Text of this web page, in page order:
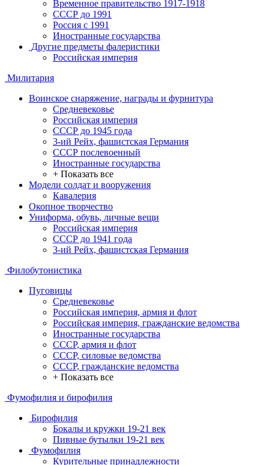
Временное правительство 1917-1918
СССР до 1991
Россия с 1991
Иностранные государства
Другие предметы фалеристики
Российская империя
Милитария
Воинское снаряжение, награды и фурнитура
Средневековье
Российская империя
СССР до 1945 года
3-ий Рейх, фашистская Германия
СССР послевоенный
Иностранные государства
+ Показать все
Модели солдат и вооружения
Кавалерия
Окопное творчество
Униформа, обувь, личные вещи
Российская империя
СССР до 1941 года
3-ий Рейх, фашистская Германия
Филобутонистика
Пуговицы
Средневековье
Российская империя, армия и флот
Российская империя, гражданские ведомства
Иностранные государства
СССР, армия и флот
СССР, силовые ведомства
СССР, гражданские ведомства
+ Показать все
Фумофилия и бирофилия
Бирофилия
Бокалы и кружки 19-21 век
Пивные бутылки 19-21 век
Фумофилия
Курительные принадлежности